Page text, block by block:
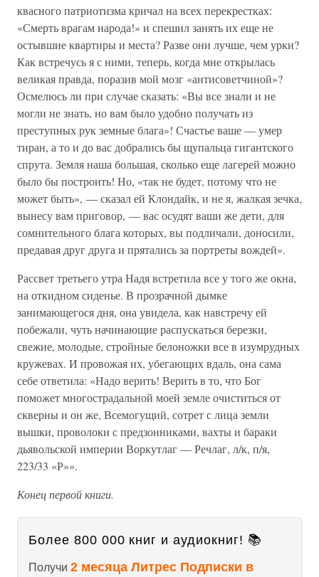
квасного патриотизма кричал на всех перекрестках:
«Смерть врагам народа!» и спешил занять их еще не
остывшие квартиры и места? Разве они лучше, чем урки?
Как встречусь я с ними, теперь, когда мне открылась
великая правда, поразив мой мозг «антисоветчиной»?
Осмелюсь ли при случае сказать: «Вы все знали и не
могли не знать, но вам было удобно получать из
преступных рук земные блага»! Счастье ваше — умер
тиран, а то и до вас добрались бы щупальца гигантского
спрута. Земля наша большая, сколько еще лагерей можно
было бы построить! Но, «так не будет, потому что не
может быть», — сказал ей Клондайк, и не я, жалкая зечка,
вынесу вам приговор, — вас осудят ваши же дети, для
сомнительного блага которых, вы подличали, доносили,
предавая друг друга и прятались за портреты вождей».
Рассвет третьего утра Надя встретила все у того же окна,
на откидном сиденье. В прозрачной дымке
занимающегося дня, она увидела, как навстречу ей
побежали, чуть начинающие распускаться березки,
свежие, молодые, стройные белоножки все в изумрудных
кружевах. И провожая их, убегающих вдаль, она сама
себе ответила: «Надо верить! Верить в то, что Бог
поможет многострадальной моей земле очиститься от
скверны и он же, Всемогущий, сотрет с лица земли
вышки, проволоки с предзонниками, вахты и бараки
дьявольской империи Воркутлаг — Речлаг, л/к, п/я,
223/33 «Р»».
Конец первой книги.
Более 800 000 книг и аудиокниг! 📚
Получи 2 месяца Литрес Подписки в